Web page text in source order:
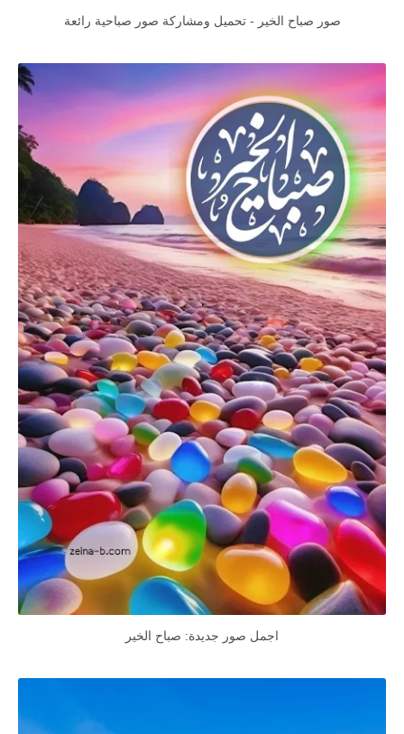
صور صباح الخير - تحميل ومشاركة صور صباحية رائعة
اجمل صور جديدة: صباح الخير